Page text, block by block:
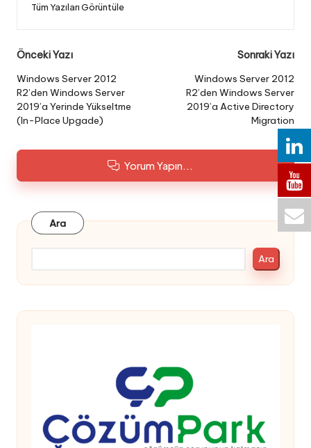
Tüm Yazıları Görüntüle
Post
navigation
Önceki Yazı
Windows Server 2012
R2’den Windows Server
2019’a Yerinde Yükseltme
(In-Place Upgade)
Sonraki Yazı
Windows Server 2012
R2’den Windows Server
2019’a Active Directory
Migration
Yorum Yapın...
Ara
Ara